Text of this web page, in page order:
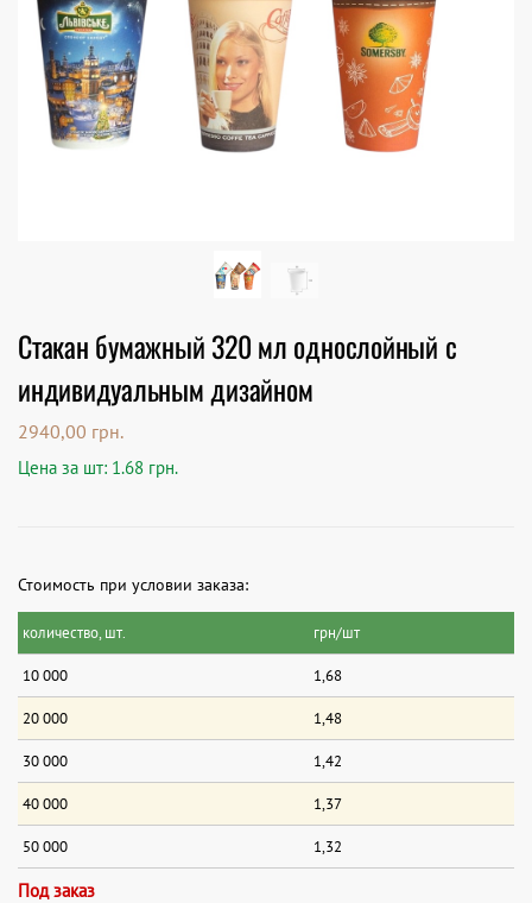
Стакан бумажный 320 мл однослойный с
индивидуальным дизайном
2940,00 грн.
Цена за шт: 1.68 грн.
Стоимость при условии заказа:
количество, шт. грн/шт
10 000 1,68
20 000 1,48
30 000 1,42
40 000 1,37
50 000 1,32
Под заказ